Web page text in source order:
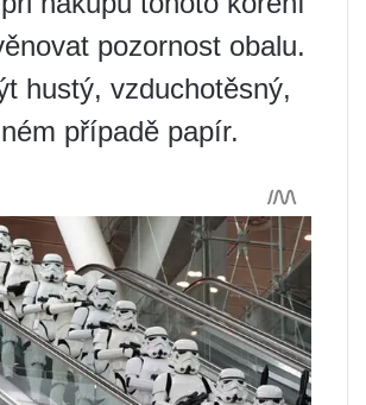
pozornost obalu.
hustý, vzduchotěsný,
případě papír.